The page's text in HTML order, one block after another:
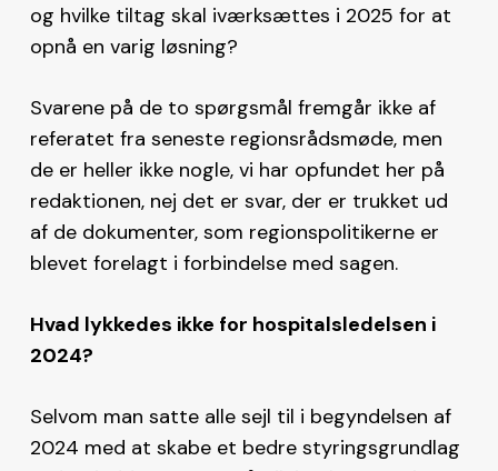
og hvilke tiltag skal iværksættes i 2025 for at
opnå en varig løsning?
Svarene på de to spørgsmål fremgår ikke af
referatet fra seneste regionsrådsmøde, men
de er heller ikke nogle, vi har opfundet her på
redaktionen, nej det er svar, der er trukket ud
af de dokumenter, som regionspolitikerne er
blevet forelagt i forbindelse med sagen.
Hvad lykkedes ikke for hospitalsledelsen i
2024?
Selvom man satte alle sejl til i begyndelsen af
2024 med at skabe et bedre styringsgrundlag